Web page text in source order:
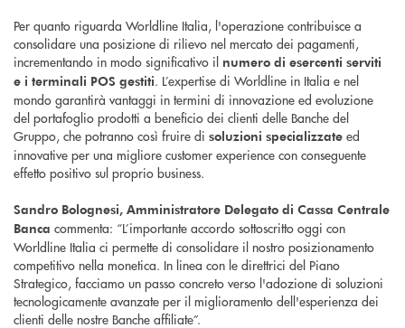
Per quanto riguarda Worldline Italia, l'operazione contribuisce a
consolidare una posizione di rilievo nel mercato dei pagamenti,
incrementando in modo significativo il numero di esercenti serviti
e i terminali POS gestiti. L’expertise di Worldline in Italia e nel
mondo garantirà vantaggi in termini di innovazione ed evoluzione
del portafoglio prodotti a beneficio dei clienti delle Banche del
Gruppo, che potranno così fruire di soluzioni specializzate ed
innovative per una migliore customer experience con conseguente
effetto positivo sul proprio business.
Sandro Bolognesi, Amministratore Delegato di Cassa Centrale
Banca commenta: “L’importante accordo sottoscritto oggi con
Worldline Italia ci permette di consolidare il nostro posizionamento
competitivo nella monetica. In linea con le direttrici del Piano
Strategico, facciamo un passo concreto verso l'adozione di soluzioni
tecnologicamente avanzate per il miglioramento dell'esperienza dei
clienti delle nostre Banche affiliate”.